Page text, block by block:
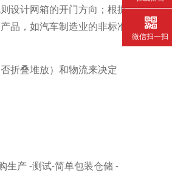
设计网箱的开门方向；根据
，如汽车制造业的非标准
是否折叠堆放）和物流来决定
生产 -测试-简单包装仓储 -
微信扫一扫